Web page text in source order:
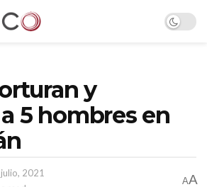
y
5 hombres en
2021
AA